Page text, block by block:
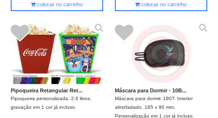
colocar no carrinho colocar no carrinho
Pipoqueira Retangular Ret...
Pipoqueira personalizada, 2,6 litros,
gravação em 1 cor já incluso.
Máscara para Dormir - 10B...
Máscara para dormir. 190T. Interior
almofadado. 185 x 90 mm.
Personalização em 1 cor já incluso.